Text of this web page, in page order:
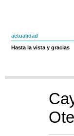
actualidad
Hasta la vista y gracias